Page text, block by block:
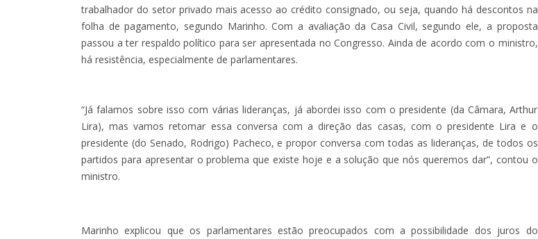
trabalhador do setor privado mais acesso ao crédito consignado, ou seja, quando há descontos na
folha de pagamento, segundo Marinho. Com a avaliação da Casa Civil, segundo ele, a proposta
passou a ter respaldo político para ser apresentada no Congresso. Ainda de acordo com o ministro,
há resistência, especialmente de parlamentares.
“Já falamos sobre isso com várias lideranças, já abordei isso com o presidente (da Câmara, Arthur
Lira), mas vamos retomar essa conversa com a direção das casas, com o presidente Lira e o
presidente (do Senado, Rodrigo) Pacheco, e propor conversa com todas as lideranças, de todos os
partidos para apresentar o problema que existe hoje e a solução que nós queremos dar”, contou o
ministro.
Marinho explicou que os parlamentares estão preocupados com a possibilidade dos juros do